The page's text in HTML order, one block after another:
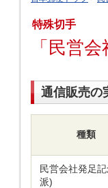
特殊切手
「民営
通信販売の
種類
民営会社発足
派)